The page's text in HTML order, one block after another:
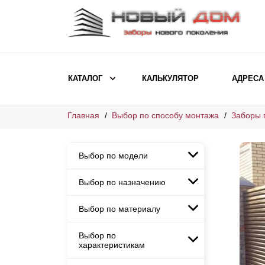
КАТАЛОГ
ВЫБОР ПО МОДЕЛИ
Заборы Хай-тек
Заборы Жалюзи
Заборы и ограждения для детских
КАЛЬКУЛЯТОР
Главная Выбор по способу монтажа Заборы
Выбор по модели
Заборы Ранчо
Заборы Классика
Заборы Жалюзи
Выбор по назначению
Заборы и ограждения для
Заборы для дачи
Выбор по материалу
Заборы с кирпичными столбами
Выбор по
характеристикам